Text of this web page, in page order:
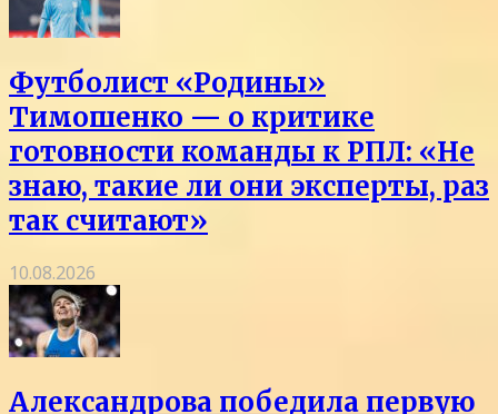
Футболист «Родины»
Тимошенко — о критике
готовности команды к РПЛ: «Не
знаю, такие ли они эксперты, раз
так считают»
10.08.2026
Александрова победила первую